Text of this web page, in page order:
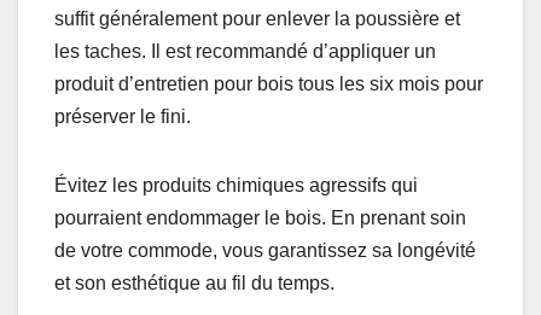
suffit généralement pour enlever la poussière et
les taches. Il est recommandé d’appliquer un
produit d’entretien pour bois tous les six mois pour
préserver le fini.
Évitez les produits chimiques agressifs qui
pourraient endommager le bois. En prenant soin
de votre commode, vous garantissez sa longévité
et son esthétique au fil du temps.